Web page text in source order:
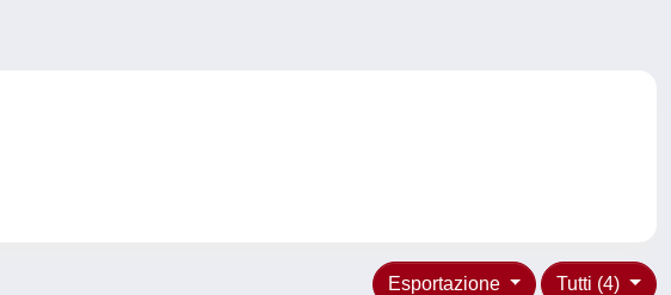
Tutti (4)
Esportazione